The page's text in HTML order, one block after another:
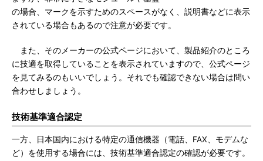
の場合、マークを示すためのスペースがなく、説明書などに表示
されている場合もあるので注意が必要です。
また、そのメーカーの公式ページにおいて、製品紹介のところ
に技適を取得していることを表示されていますので、公式ページ
を見てみるのもいいでしょう。それでも確認できない場合は問い
合わせしましょう。
技術基準適合認定
一方、日本国内における特定の通信機器（電話、FAX、モデムな
ど）を使用する場合には、技術基準適合認定の確認が必要です。